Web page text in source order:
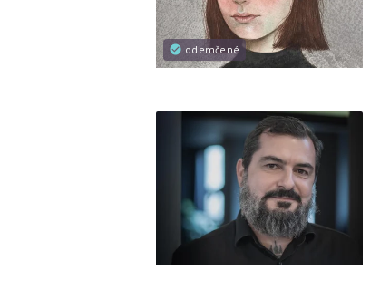
odemčené